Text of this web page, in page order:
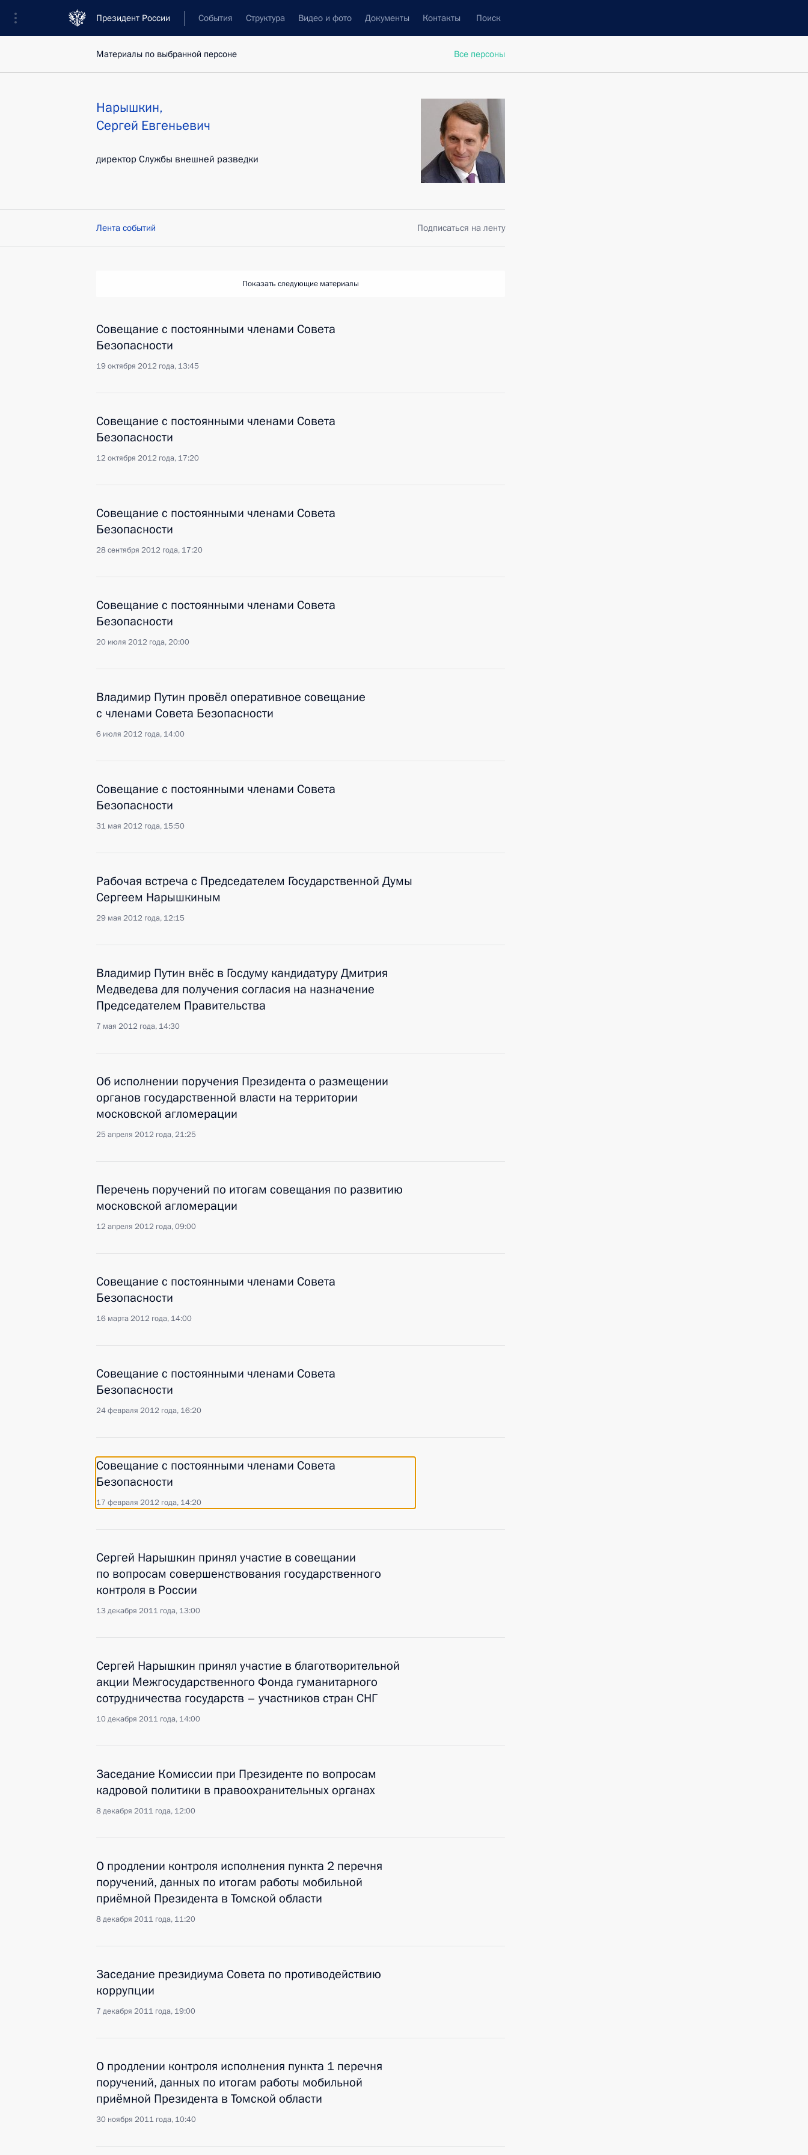
Президент России События Структура Видео и фото Документы Контакты Поиск
Все персоны
Материалы по выбранной персоне
Нарышкин,
Сергей Евгеньевич
директор Службы внешней разведки
Лента событий Подписаться на ленту
Показать следующие материалы
Совещание с постоянными членами Совета
Безопасности
19 октября 2012 года, 13:45
Совещание с постоянными членами Совета
Безопасности
12 октября 2012 года, 17:20
Совещание с постоянными членами Совета
Безопасности
28 сентября 2012 года, 17:20
Совещание с постоянными членами Совета
Безопасности
20 июля 2012 года, 20:00
Владимир Путин провёл оперативное совещание
с членами Совета Безопасности
6 июля 2012 года, 14:00
Совещание с постоянными членами Совета
Безопасности
31 мая 2012 года, 15:50
Рабочая встреча с Председателем Государственной Думы
Сергеем Нарышкиным
29 мая 2012 года, 12:15
Владимир Путин внёс в Госдуму кандидатуру Дмитрия
Медведева для получения согласия на назначение
Председателем Правительства
7 мая 2012 года, 14:30
Об исполнении поручения Президента о размещении
органов государственной власти на территории
московской агломерации
25 апреля 2012 года, 21:25
Перечень поручений по итогам совещания по развитию
московской агломерации
12 апреля 2012 года, 09:00
Совещание с постоянными членами Совета
Безопасности
16 марта 2012 года, 14:00
Совещание с постоянными членами Совета
Безопасности
24 февраля 2012 года, 16:20
Совещание с постоянными членами Совета
Безопасности
17 февраля 2012 года, 14:20
Сергей Нарышкин принял участие в совещании
по вопросам совершенствования государственного
контроля в России
13 декабря 2011 года, 13:00
Сергей Нарышкин принял участие в благотворительной
акции Межгосударственного Фонда гуманитарного
сотрудничества государств – участников стран СНГ
10 декабря 2011 года, 14:00
Заседание Комиссии при Президенте по вопросам
кадровой политики в правоохранительных органах
8 декабря 2011 года, 12:00
О продлении контроля исполнения пункта 2 перечня
поручений, данных по итогам работы мобильной
приёмной Президента в Томской области
8 декабря 2011 года, 11:20
Заседание президиума Совета по противодействию
коррупции
7 декабря 2011 года, 19:00
О продлении контроля исполнения пункта 1 перечня
поручений, данных по итогам работы мобильной
приёмной Президента в Томской области
30 ноября 2011 года, 10:40